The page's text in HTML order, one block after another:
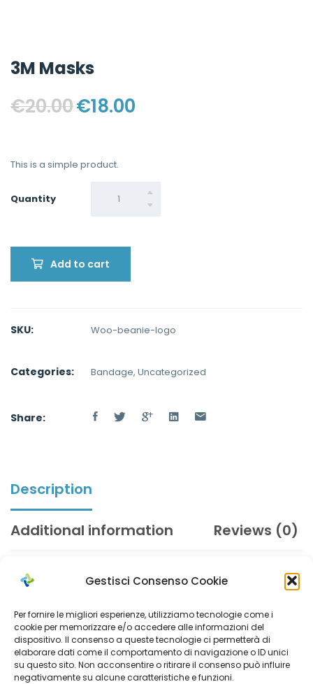
Gestisci Consenso Cookie
Per fornire le migliori esperienze, utilizziamo tecnologie come i
cookie per memorizzare e/o accedere alle informazioni del
dispositivo. Il consenso a queste tecnologie ci permetterà di
elaborare dati come il comportamento di navigazione o ID unici
su questo sito. Non acconsentire o ritirare il consenso può influire
negativamente su alcune caratteristiche e funzioni.
3M Masks
€20.00€18.00
This is a simple product.
Quantity Quantity
Add to cart
SKU: Woo-beanie-logo
Categories: Bandage, Uncategorized
Share:
Description
Additional information Reviews (0)
malesuada fames ac turpis egestas. Vestibulum tortor quam,
feugiat vitae, ultricies eget, tempor sit amet, ante. Donec eu
libero sit amet quam egestas semper. Aenean ultricies mi vitae
est. Mauris placerat eleifend leo.